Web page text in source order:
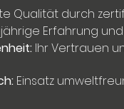
Qualität durch
Erfahrung
Ihr Vertrauen
Einsatz